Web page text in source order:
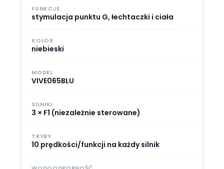
FUNKCJE
stymulacja punktu G, łechtaczki i ciała
KOLOR
niebieski
MODEL
VIVE065BLU
SILNIKI
3 × F1 (niezależnie sterowane)
TRYBY
10 prędkości/funkcji na każdy silnik